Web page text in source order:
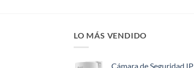
LO MÁS VENDIDO
Cámara de Seguridad IP